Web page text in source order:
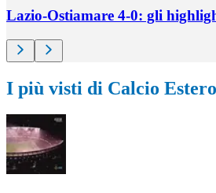
Lazio-Ostiamare 4-0: gli
I più visti di Calcio Estero